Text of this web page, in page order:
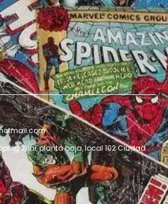
Zuni, planta baja, local 102 Ciudad